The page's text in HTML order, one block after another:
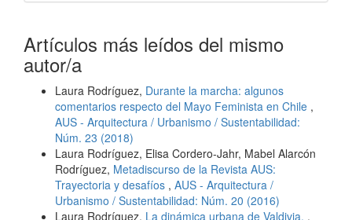
Artículos más leídos del mismo
autor/a
Laura Rodríguez, Durante la marcha: algunos
comentarios respecto del Mayo Feminista en Chile ,
AUS - Arquitectura / Urbanismo / Sustentabilidad:
Núm. 23 (2018)
Laura Rodríguez, Elisa Cordero-Jahr, Mabel Alarcón
Rodríguez, Metadiscurso de la Revista AUS:
Trayectoria y desafíos , AUS - Arquitectura /
Urbanismo / Sustentabilidad: Núm. 20 (2016)
Laura Rodríguez, La dinámica urbana de Valdivia. ,